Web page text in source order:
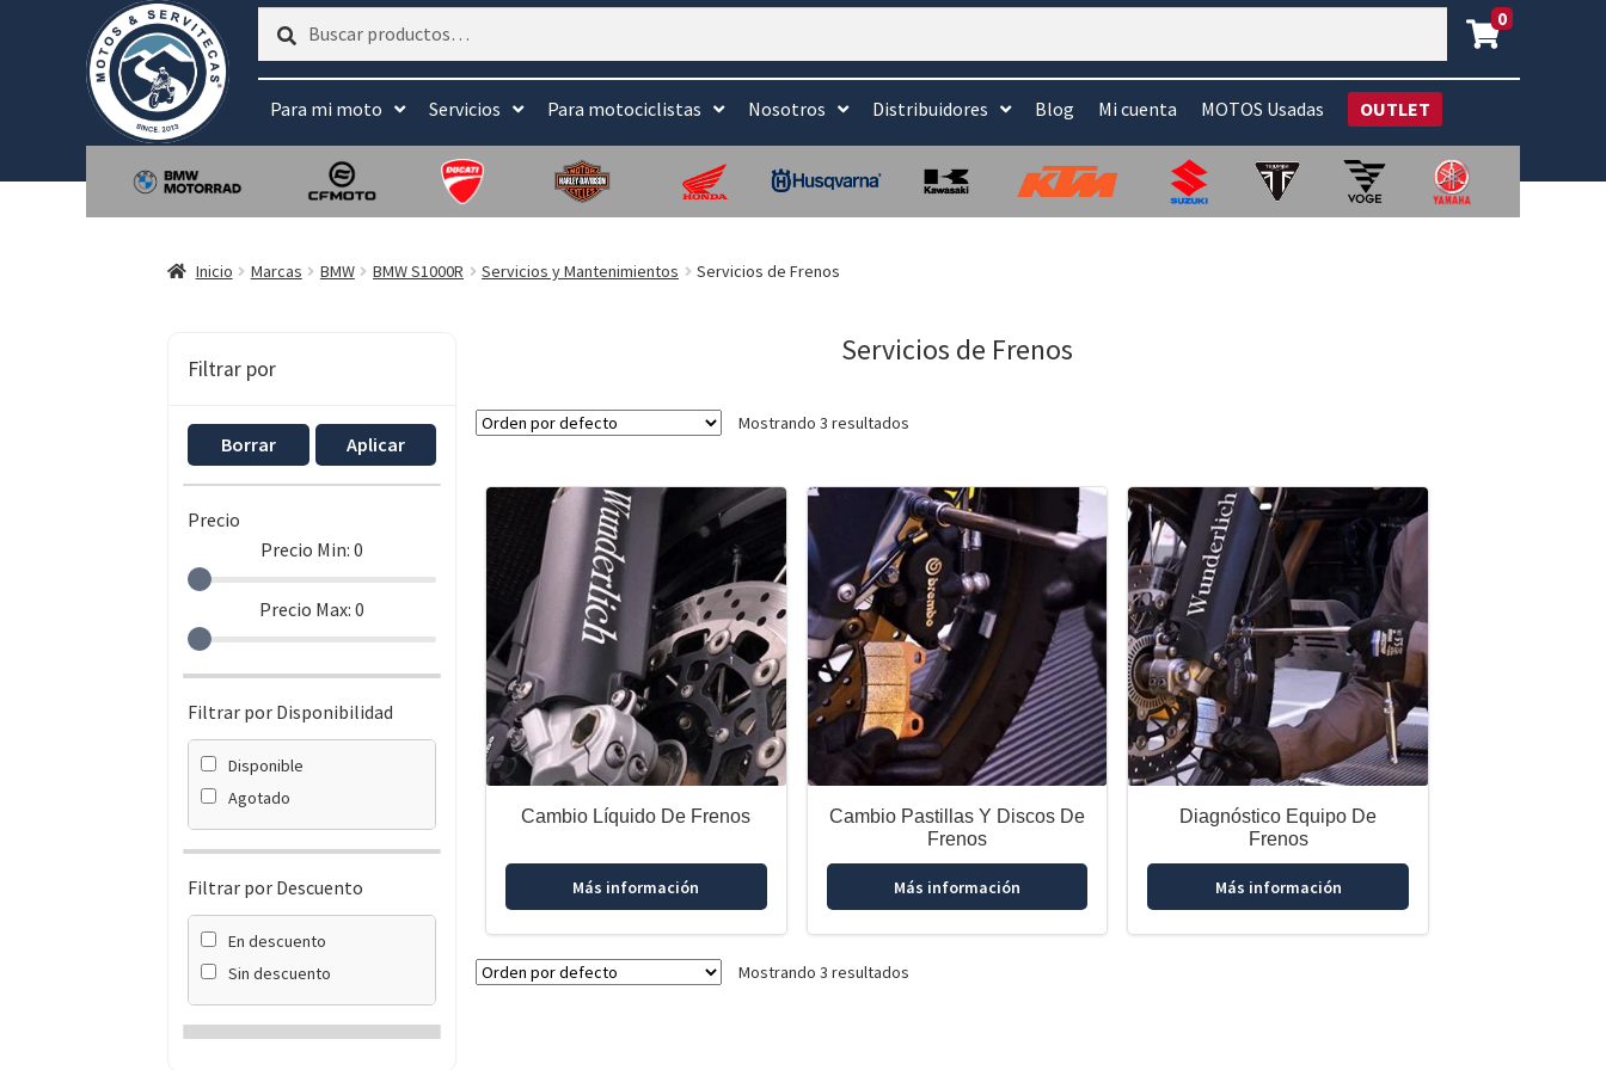
Buscar
Buscar 0
Para mi moto Servicios Para motociclistas Nosotros Distribuidores Blog Mi cuenta MOTOS Usadas OUTLET
Inicio Marcas BMW BMW S1000R Servicios y Mantenimientos Servicios de Frenos
Filtrar por
Borrar Aplicar
Precio
Precio Min:0
Precio Max:0
Filtrar por Disponibilidad
Disponible
Agotado
Filtrar por Descuento
En descuento
Sin descuento
Servicios de Frenos
Mostrando 3 resultados
Cambio Líquido De Frenos
Más información
Cambio Pastillas Y Discos De
Frenos
Más información
Diagnóstico Equipo De
Frenos
Más información
Mostrando 3 resultados